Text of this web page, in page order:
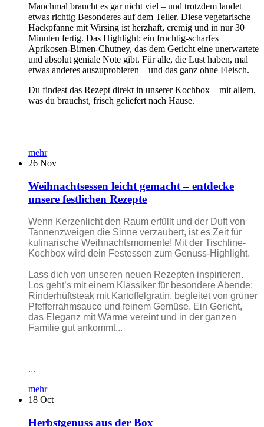
Manchmal braucht es gar nicht viel – und trotzdem landet
etwas richtig Besonderes auf dem Teller. Diese vegetarische
Hackpfanne mit Wirsing ist herzhaft, cremig und in nur 30
Minuten fertig. Das Highlight: ein fruchtig-scharfes
Aprikosen-Birnen-Chutney, das dem Gericht eine unerwartete
und absolut geniale Note gibt. Für alle, die Lust haben, mal
etwas anderes auszuprobieren – und das ganz ohne Fleisch.
Du findest das Rezept direkt in unserer Kochbox – mit allem,
was du brauchst, frisch geliefert nach Hause.
mehr
26 Nov
Weihnachtsessen leicht gemacht – entdecke
unsere festlichen Rezepte
Wenn Kerzenlicht den Raum erfüllt und der Duft von
Tannenzweigen die Sinne verzaubert, ist es Zeit für
kulinarische Weihnachtsmomente! Mit der Tischline-
Kochbox wird dein Festessen zum Genuss-Highlight.
Lass dich von unseren neuen Rezepten inspirieren.
Los geht’s mit einem Klassiker für besondere Abende:
Rinderhüftsteak mit Kartoffelgratin, begleitet von grüner
Pfefferrahmsauce und feinem Gemüse. Ein Gericht,
das Eleganz mit Wärme vereint und in der ganzen
Familie gut ankommt...
...
mehr
18 Oct
Herbstgenuss aus der Box